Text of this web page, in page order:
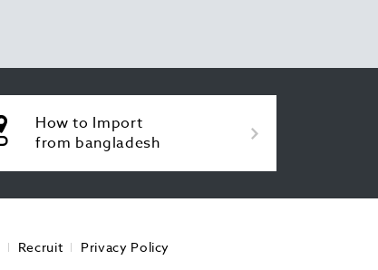
How to Import
from bangladesh
Recruit Privacy Policy